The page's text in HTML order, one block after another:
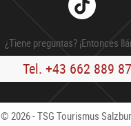
Tik
¿Tiene preguntas? ¡Entonces
Tel. +43 662 889
© 2026 - TSG Tourismus